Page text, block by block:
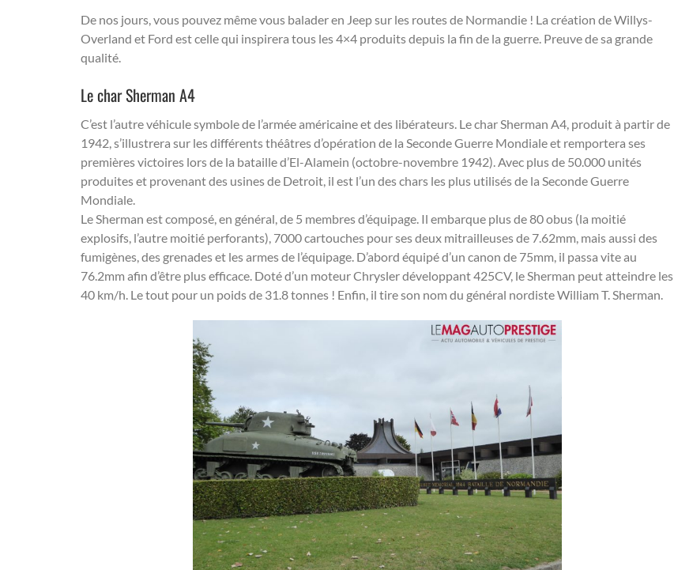
De nos jours, vous pouvez même vous balader en Jeep sur les routes de Normandie ! La création de Willys-
Overland et Ford est celle qui inspirera tous les 4×4 produits depuis la fin de la guerre. Preuve de sa grande
qualité.
Le char Sherman A4
C’est l’autre véhicule symbole de l’armée américaine et des libérateurs. Le char Sherman A4, produit à partir de
1942, s’illustrera sur les différents théâtres d’opération de la Seconde Guerre Mondiale et remportera ses
premières victoires lors de la bataille d’El-Alamein (octobre-novembre 1942). Avec plus de 50.000 unités
produites et provenant des usines de Detroit, il est l’un des chars les plus utilisés de la Seconde Guerre
Mondiale.
Le Sherman est composé, en général, de 5 membres d’équipage. Il embarque plus de 80 obus (la moitié
explosifs, l’autre moitié perforants), 7000 cartouches pour ses deux mitrailleuses de 7.62mm, mais aussi des
fumigènes, des grenades et les armes de l’équipage. D’abord équipé d’un canon de 75mm, il passa vite au
76.2mm afin d’être plus efficace. Doté d’un moteur Chrysler développant 425CV, le Sherman peut atteindre les
40 km/h. Le tout pour un poids de 31.8 tonnes ! Enfin, il tire son nom du général nordiste William T. Sherman.